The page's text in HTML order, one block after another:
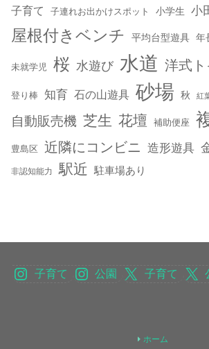
子育て 子連れお出かけスポット 小学生 小
屋根付きベンチ 平均台型遊具 年
未就学児 桜 水遊び 水道 洋式ト
登り棒 知育 石の山遊具 砂場 秋 紅
自動販売機 芝生 花壇 補助便座
豊島区 近隣にコンビニ 造形遊具
非認知能力 駅近 駐車場あり
子育て 公園 子育て
ホーム